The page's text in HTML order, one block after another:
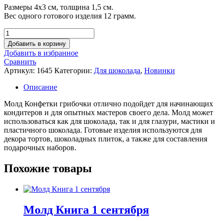
Размеры 4х3 см, толщина 1,5 см.
Вес одного готового изделия 12 грамм.
Количество
товара
Молд
Конфетки
грибочки
Добавить в корзину
Добавить в избранное
Сравнить
Артикул: 1645 Категории: Для шоколада, Новинки
Описание
Молд Конфетки грибочки отлично подойдет для начинающих
кондитеров и для опытных мастеров своего дела. Молд может
использоваться как для шоколада, так и для глазури, мастики и
пластичного шоколада. Готовые изделия используются для
декора тортов, шоколадных плиток, а также для составления
подарочных наборов.
Похожие товары
Молд Книга 1 сентября